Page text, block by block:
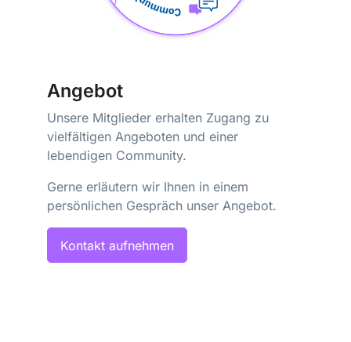
Angebot
Unsere Mitglieder erhalten Zugang zu
vielfältigen Angeboten und einer
lebendigen Community.
Gerne erläutern wir Ihnen in einem
persönlichen Gespräch unser Angebot.
Kontakt aufnehmen